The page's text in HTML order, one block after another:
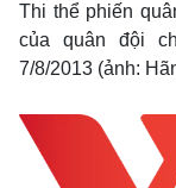
Thi thể phiến
của quân đội
7/8/2013 (ảnh: